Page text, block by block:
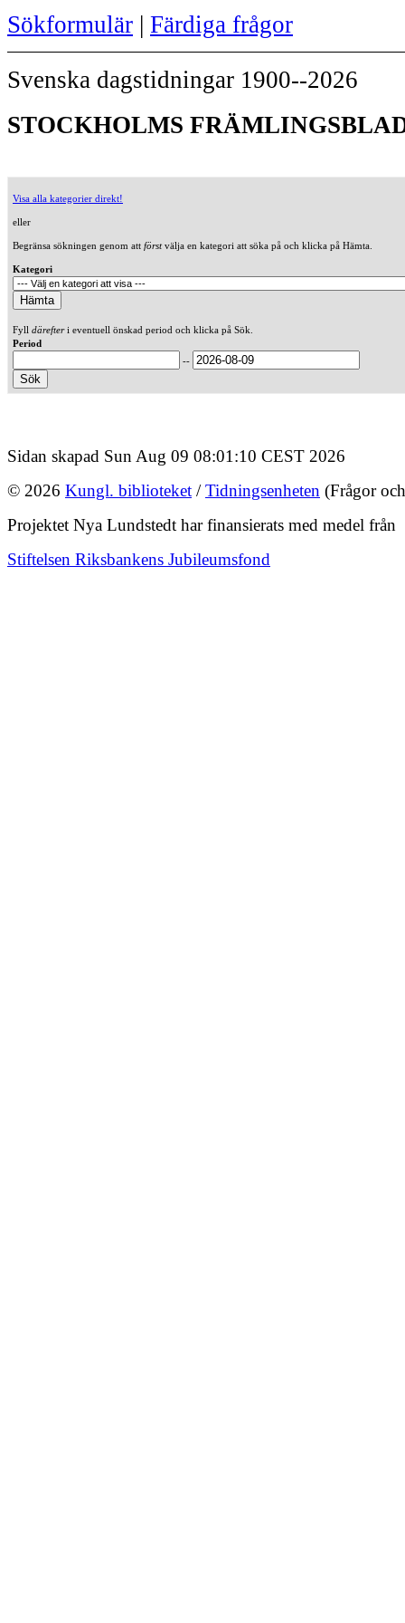
Sökformulär | Färdiga frågor
Svenska dagstidningar 1900--2026
STOCKHOLMS
Visa alla kategorier direkt!
eller
Begränsa sökningen genom att förstvälja en kategori att söka på och klicka på Hämta.
Kategori
Fyll därefteri eventuell önskad period och klicka på Sök.
Period
--
Sidan skapad Sun Aug 09 08:01:10 CEST 2026
© 2026 Kungl. biblioteket /Tidningsenheten (Frågor
Projektet Nya Lundstedt har finansierats med medel från
Stiftelsen Riksbankens Jubileumsfond